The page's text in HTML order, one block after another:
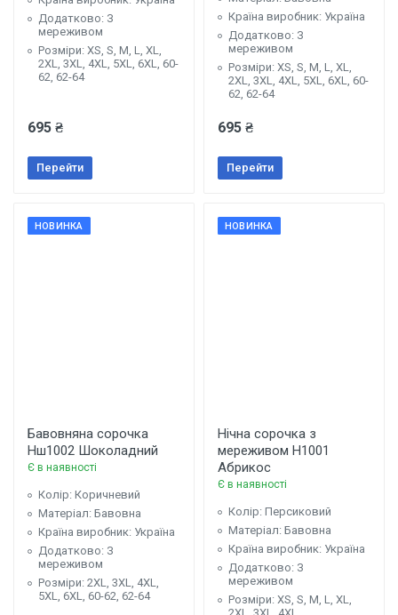
Додатково: З
мереживом
Розміри: XS, S, М, L, XL,
2XL, 3XL, 4XL, 5XL, 6XL, 60-
62, 62-64
695 ₴
Перейти
Країна виробник: Україна
Додатково: З
мереживом
Розміри: XS, S, М, L, XL,
2XL, 3XL, 4XL, 5XL, 6XL, 60-
62, 62-64
695 ₴
Перейти
НОВИНКА
Бавовняна сорочка
Нш1002 Шоколадний
Є в наявності
Колір: Коричневий
Матеріал: Бавовна
Країна виробник: Україна
Додатково: З
мереживом
Розміри: 2XL, 3XL, 4XL,
5XL, 6XL, 60-62, 62-64
НОВИНКА
Нічна сорочка з
мереживом Н1001
Абрикос
Є в наявності
Колір: Персиковий
Матеріал: Бавовна
Країна виробник: Україна
Додатково: З
мереживом
Розміри: XS, S, М, L, XL,